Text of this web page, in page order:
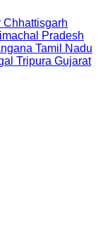
Chhattisgarh
Pradesh
Tamil Nadu
Tripura Gujarat